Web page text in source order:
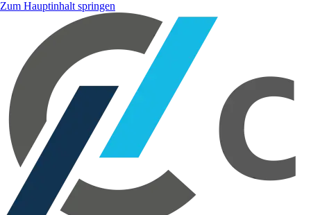
Zum Hauptinhalt springen